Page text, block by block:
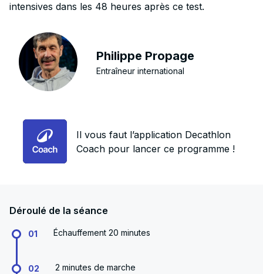
intensives dans les 48 heures après ce test.
Philippe Propage
Entraîneur international
Il vous faut l’application Decathlon
Coach pour lancer ce programme !
Déroulé de la séance
01 Échauffement 20 minutes
02 2 minutes de marche